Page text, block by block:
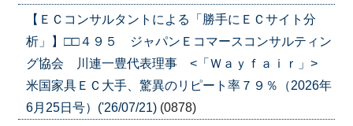
【ＥＣコンサルタントによる「勝手にＥＣサイト分
析」】□□４９５ ジャパンＥコマースコンサルティン
グ協会 川連一豊代表理事 <「Ｗａｙｆａｉｒ」>
米国家具ＥＣ大手、驚異のリピート率７９％（2026年
6月25日号）('26/07/21) (0878)